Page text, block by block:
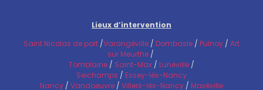
Lieux d’intervention
Saint Nicolas de port /Varangéville / Dombasle / Pulnoy / Art
sur Meurthe /
Tomblaine / Saint-Max / Lunéville /
Seichamps / Essey-lès-Nancy
Nancy / Vandoeuvre / Villers-lès-Nancy / Maxéville